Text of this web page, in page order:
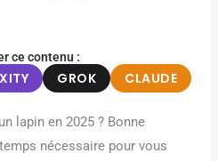
ce contenu :
GROK CLAUDE
lapin en 2025 ? Bonne
nécessaire pour vous